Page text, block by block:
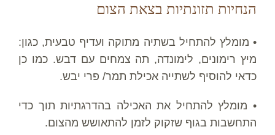
הנחיות תזונתיות בצאת הצום
• מומלץ להתחיל בשתיה מתוקה ועדיף טבעית, כגון:
מיץ רימונים, לימונדה, תה צמחים עם דבש. כמו כן
כדאי להוסיף לשתייה אכילת תמר/ פרי יבש.
• מומלץ להתחיל את האכילה בהדרגתיות תוך כדי
התחשבות בגוף שזקוק לזמן להתאושש מהצום.